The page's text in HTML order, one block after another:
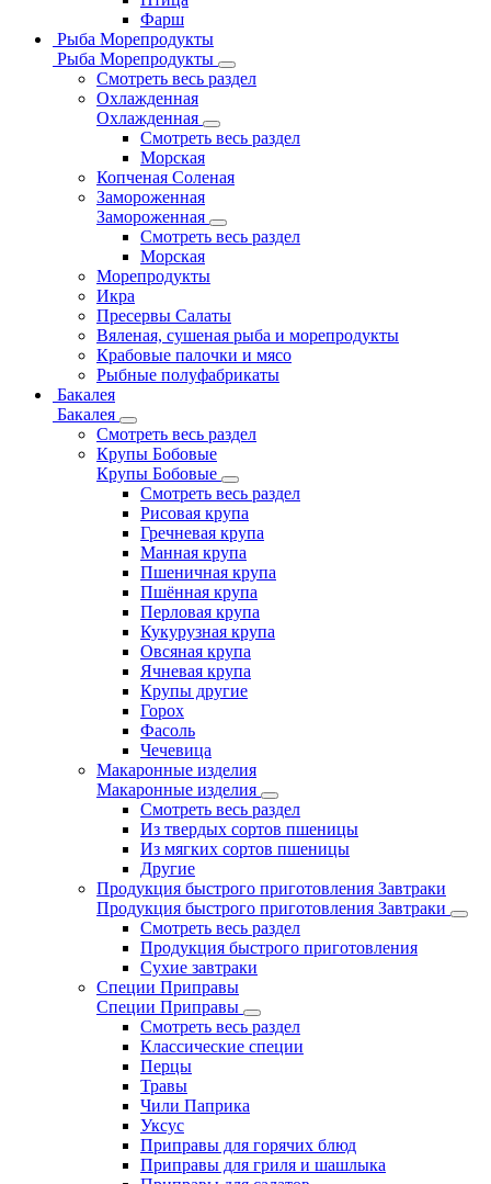
Фарш
Рыба Морепродукты
Рыба Морепродукты
Смотреть весь раздел
Охлажденная
Охлажденная
Смотреть весь раздел
Морская
Копченая Соленая
Замороженная
Замороженная
Смотреть весь раздел
Морская
Морепродукты
Икра
Пресервы Салаты
Вяленая, сушеная рыба и морепродукты
Крабовые палочки и мясо
Рыбные полуфабрикаты
Бакалея
Бакалея
Смотреть весь раздел
Крупы Бобовые
Крупы Бобовые
Смотреть весь раздел
Рисовая крупа
Гречневая крупа
Манная крупа
Пшеничная крупа
Пшённая крупа
Перловая крупа
Кукурузная крупа
Овсяная крупа
Ячневая крупа
Крупы другие
Горох
Фасоль
Чечевица
Макаронные изделия
Макаронные изделия
Смотреть весь раздел
Из твердых сортов пшеницы
Из мягких сортов пшеницы
Другие
Продукция быстрого приготовления Завтраки
Продукция быстрого приготовления Завтраки
Смотреть весь раздел
Продукция быстрого приготовления
Сухие завтраки
Специи Приправы
Специи Приправы
Смотреть весь раздел
Классические специи
Перцы
Травы
Чили Паприка
Уксус
Приправы для горячих блюд
Приправы для гриля и шашлыка